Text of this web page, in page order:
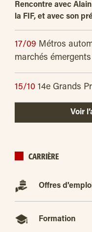
Rencontre avec
la FIF, et avec son
17/09 Métros
marchés émergents
15/10 14e Grands
Voir
CARRIÈRE
Offres
Formation